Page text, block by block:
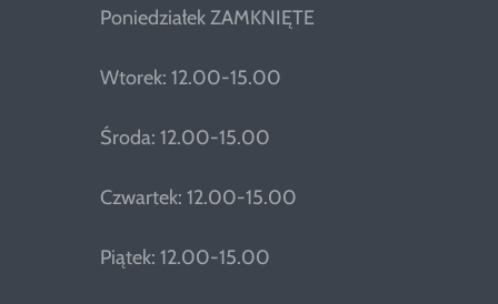
Poniedziałek ZAMKNIĘTE
Wtorek: 12.00-15.00
Środa: 12.00-15.00
Czwartek: 12.00-15.00
Piątek: 12.00-15.00